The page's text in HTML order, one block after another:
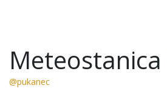
@pukanec